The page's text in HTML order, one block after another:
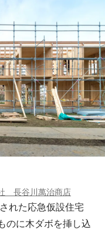
長谷川萬治商店
れた応急仮設住宅
のに木ダボを挿し込